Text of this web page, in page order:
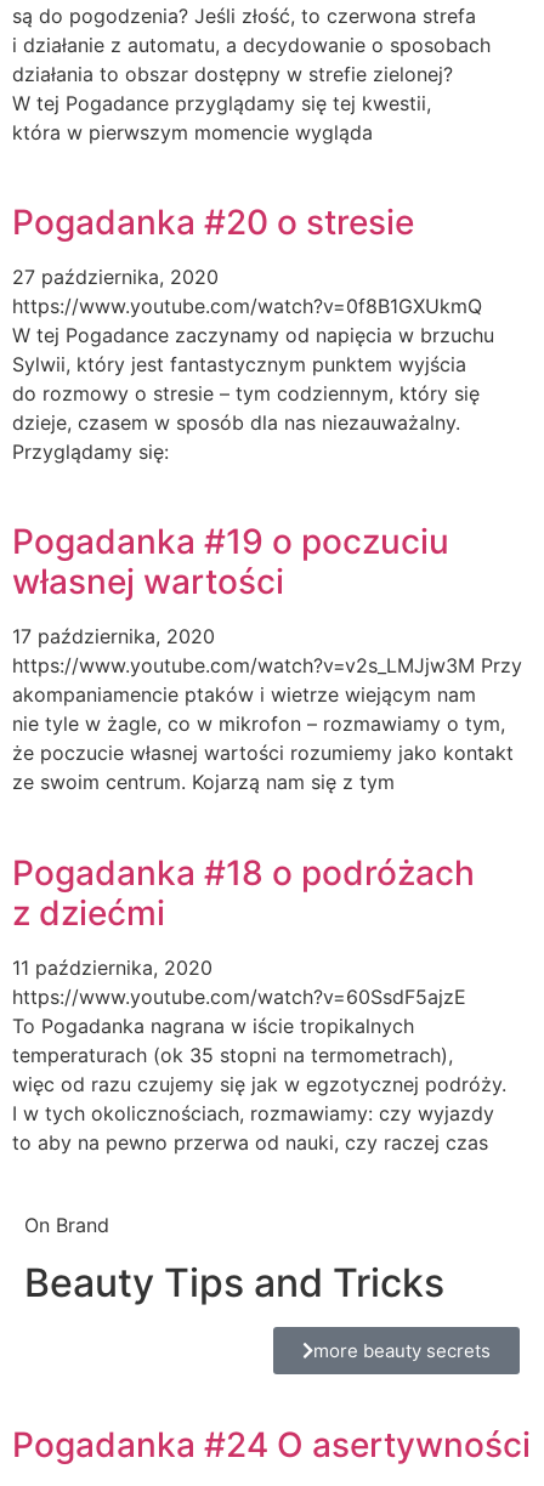
są do pogodzenia? Jeśli złość, to czerwona strefa
i działanie z automatu, a decydowanie o sposobach
działania to obszar dostępny w strefie zielonej?
W tej Pogadance przyglądamy się tej kwestii,
która w pierwszym momencie wygląda
Pogadanka #20 o stresie
27 października, 2020
https://www.youtube.com/watch?v=0f8B1GXUkmQ
W tej Pogadance zaczynamy od napięcia w brzuchu
Sylwii, który jest fantastycznym punktem wyjścia
do rozmowy o stresie – tym codziennym, który się
dzieje, czasem w sposób dla nas niezauważalny.
Przyglądamy się:
Pogadanka #19 o poczuciu
własnej wartości
17 października, 2020
https://www.youtube.com/watch?v=v2s_LMJjw3M Przy
akompaniamencie ptaków i wietrze wiejącym nam
nie tyle w żagle, co w mikrofon – rozmawiamy o tym,
że poczucie własnej wartości rozumiemy jako kontakt
ze swoim centrum. Kojarzą nam się z tym
Pogadanka #18 o podróżach
z dziećmi
11 października, 2020
https://www.youtube.com/watch?v=60SsdF5ajzE
To Pogadanka nagrana w iście tropikalnych
temperaturach (ok 35 stopni na termometrach),
więc od razu czujemy się jak w egzotycznej podróży.
I w tych okolicznościach, rozmawiamy: czy wyjazdy
to aby na pewno przerwa od nauki, czy raczej czas
On Brand
Beauty Tips and Tricks
more beauty secrets
Pogadanka #24 O asertywności